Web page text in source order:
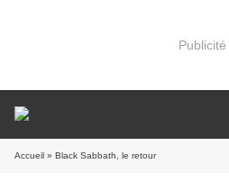
Publicité
Accueil » Black Sabbath, le retour